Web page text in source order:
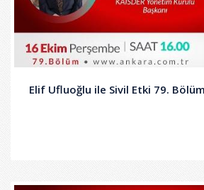
Elif Ufluoğlu ile Sivil Etki 79.